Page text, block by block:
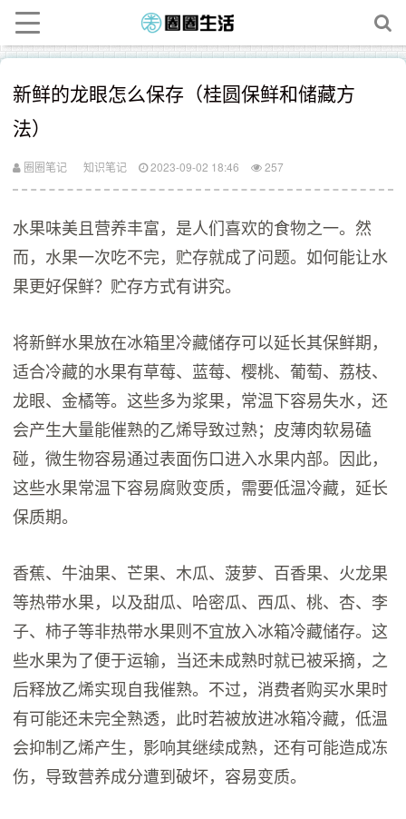
新鲜的龙眼怎么保存（桂圆保鲜和储藏方
法）
圈圈笔记 知识笔记 2023-09-02 18:46 257
水果味美且营养丰富，是人们喜欢的食物之一。然
而，水果一次吃不完，贮存就成了问题。如何能让水
果更好保鲜？贮存方式有讲究。
将新鲜水果放在冰箱里冷藏储存可以延长其保鲜期，
适合冷藏的水果有草莓、蓝莓、樱桃、葡萄、荔枝、
龙眼、金橘等。这些多为浆果，常温下容易失水，还
会产生大量能催熟的乙烯导致过熟；皮薄肉软易磕
碰，微生物容易通过表面伤口进入水果内部。因此，
这些水果常温下容易腐败变质，需要低温冷藏，延长
保质期。
香蕉、牛油果、芒果、木瓜、菠萝、百香果、火龙果
等热带水果，以及甜瓜、哈密瓜、西瓜、桃、杏、李
子、柿子等非热带水果则不宜放入冰箱冷藏储存。这
些水果为了便于运输，当还未成熟时就已被采摘，之
后释放乙烯实现自我催熟。不过，消费者购买水果时
有可能还未完全熟透，此时若被放进冰箱冷藏，低温
会抑制乙烯产生，影响其继续成熟，还有可能造成冻
伤，导致营养成分遭到破坏，容易变质。